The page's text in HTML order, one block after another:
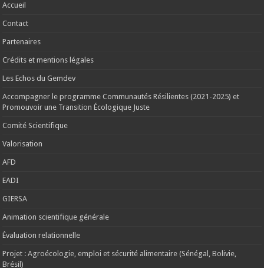
Accueil
Contact
Partenaires
Crédits et mentions légales
Les Echos du Gemdev
Accompagner le programme Communautés Résilientes (2021-2025) et
Promouvoir une Transition Écologique Juste
Comité Scientifique
Valorisation
AFD
EADI
GIERSA
Animation scientifique générale
Évaluation relationnelle
Projet : Agroécologie, emploi et sécurité alimentaire (Sénégal, Bolivie,
Brésil)